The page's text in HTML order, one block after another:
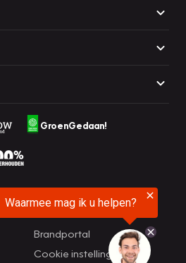
GroenGedaan!
Brandportal
Cookie instellingen